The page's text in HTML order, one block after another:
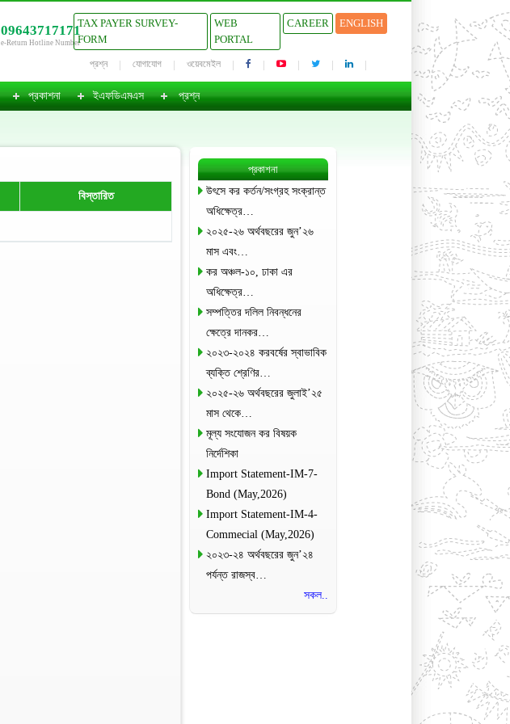
09643717171
e-Return Hotline Number
TAX PAYER SURVEY-
FORM
WEB
PORTAL
CAREER ENGLISH
প্রশ্ন যোগাযোগ ওয়েবমেইল
প্রকাশনা ইএফডিএমএস প্রশ্ন
বিস্তারিত
প্রকাশনা
উৎসে কর কর্তন/সংগ্রহ সংক্রান্ত
অধিক্ষেত্র…
২০২৫-২৬ অর্থবছরের জুন’২৬
মাস এবং…
কর অঞ্চল-১০, ঢাকা এর
অধিক্ষেত্র…
সম্পত্তির দলিল নিবন্ধনের
ক্ষেত্রে দানকর…
২০২৩-২০২৪ করবর্ষের স্বাভাবিক
ব্যক্তি শ্রেণির…
২০২৫-২৬ অর্থবছরের জুলাই’২৫
মাস থেকে…
মূল্য সংযোজন কর বিষয়ক
নির্দেশিকা
Import Statement-IM-7-
Bond (May,2026)
Import Statement-IM-4-
Commecial (May,2026)
২০২৩-২৪ অর্থবছরের জুন’২৪
পর্যন্ত রাজস্ব…
সকল..